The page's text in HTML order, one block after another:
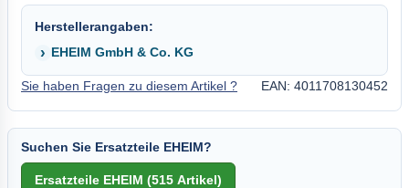
Herstellerangaben:
EHEIM GmbH & Co. KG
EAN: 4011708130452
Sie haben Fragen zu diesem Artikel ?
Suchen Sie Ersatzteile EHEIM?